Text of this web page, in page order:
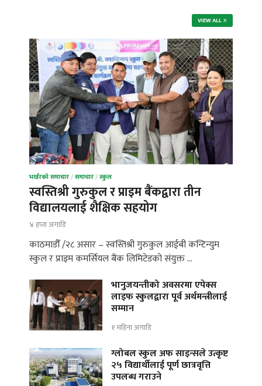
VIEW ALL
भर्खरको समाचार/समाचार/स्कुल
स्वस्तिश्री गुरुकुल र प्राइम बैंकद्वारा तीन
विद्यालयलाई शैक्षिक सहयोग
४ हप्ता अगाडि
काठमाडौँ /२८ असार – स्वस्तिश्री गुरुकुल आईबी कन्टिन्युम
स्कुल र प्राइम कमर्सियल बैंक लिमिटेडको संयुक्त …
भानुजयन्तीको अवसरमा एपेक्स
लाइफ स्कुलद्वारा पूर्व अर्थमन्त्रीलाई
सम्मान
१ महिना अगाडि
ग्लोबल स्कुल अफ साइन्सले उत्कृष्ट
२५ विद्यार्थीलाई पूर्ण छात्रवृत्ति
उपलब्ध गराउने